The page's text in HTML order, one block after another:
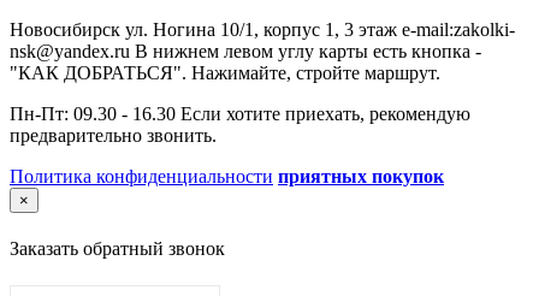
Новосибирск ул. Ногина 10/1, корпус 1, 3 этаж e-mail:zakolki-
nsk@yandex.ru В нижнем левом углу карты есть кнопка -
"КАК ДОБРАТЬСЯ". Нажимайте, стройте маршрут.
Пн-Пт: 09.30 - 16.30 Если хотите приехать, рекомендую
предварительно звонить.
Политика конфиденциальности приятных покупок
×
Заказать обратный звонок